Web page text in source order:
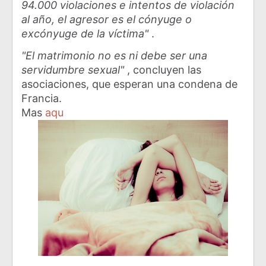
94.000 violaciones e intentos de violación
al año, el agresor es el cónyuge o
excónyuge de la víctima".
"El matrimonio no es ni debe ser una
servidumbre sexual", concluyen las
asociaciones, que esperan una condena de
Francia.
Mas aqu